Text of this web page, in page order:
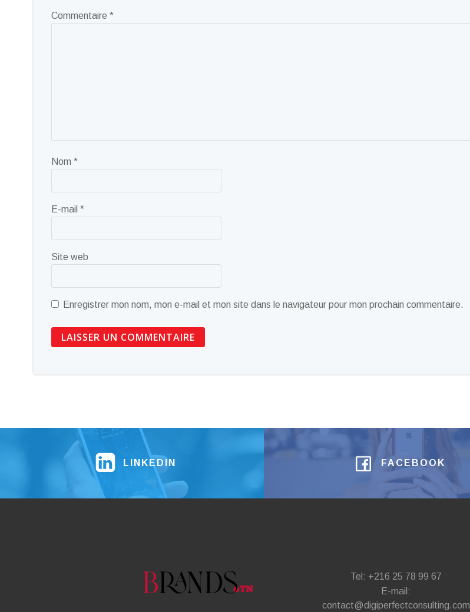
Commentaire *
Nom *
E-mail *
Site web
Enregistrer mon nom, mon e-mail et mon site dans le navigateur pour mon prochain commentaire.
LINKEDIN FACEBOOK
Tel: +216 25 78 99 67
E-mail:
contact@digiperfectconsulting.com